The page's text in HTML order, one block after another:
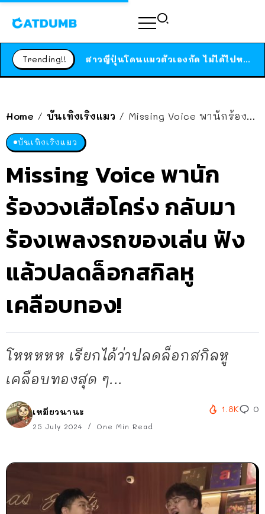
Trending!! ได้เวลาเด็กหนวดรวมตัว RF Online Next เปิดให้เล่นแล้ว เกม Sci-Fi MMORPG ระดับตำนาน เล่นได้ทั้งมือถือและ PC
Home / บันเทิงเริงแมว / Missing Voice พานักร้องวงเสือโคร่ง กลับมาร้องเพลงรถของเล่น ฟังแล้วปลดล็อกสกิลหูเคลือบทอง!
บันเทิงเริงแมว
Missing Voice พานัก
ร้องวงเสือโคร่ง กลับมา
ร้องเพลงรถของเล่น ฟัง
แล้วปลดล็อกสกิลหู
เคลือบทอง!
โหหหหห เรียกได้ว่าปลดล็อกสกิลหู
เคลือบทองสุด ๆ...
เหมียวนานะ
25 July 2024 One Min Read
1.8K 0